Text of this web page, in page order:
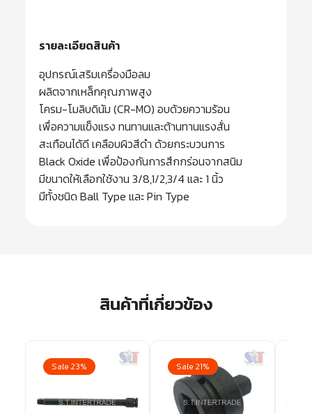
รายละเอียดสินค้า
อุปกรณ์เสริมเครื่องมือลม
ผลิตจากเหล็กคุณภาพสูง
โครม-โมลิบดินัม (CR-MO) อบด้วยความร้อน
เพื่อความแข็งแรง ทนทานและต้านทานแรงสั่น
สะเทือนได้ดี เคลือบผิวสีดำ ด้วยกระบวนการ
Black Oxide เพื่อป้องกันการสึกกร่อนจากสนิม
มีขนาดให้เลือกใช้งาน 3/8,1/2,3/4 และ 1 นิ้ว
มีทั้งชนิด Ball Type และ Pin Type
สินค้าที่เกี่ยวข้อง
Sale 23% Sale 21%